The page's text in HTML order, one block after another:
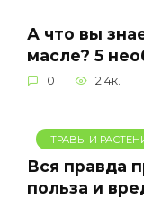
А что вы
масле? 5
0 2.4к.
ТРАВЫ И
Вся правда
польза и